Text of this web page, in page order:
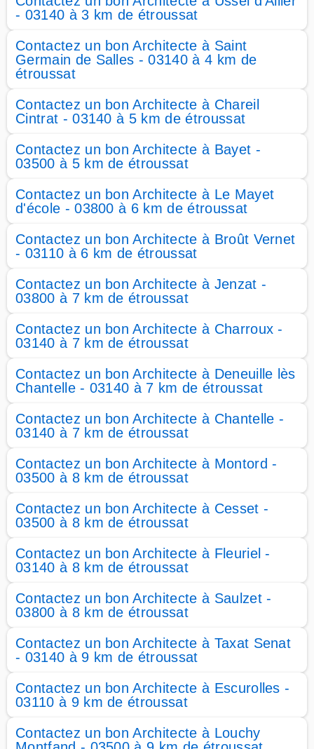
- 03140 à 3 km de étroussat
Contactez un bon Architecte à Saint
Germain de Salles - 03140 à 4 km de
étroussat
Contactez un bon Architecte à Chareil
Cintrat - 03140 à 5 km de étroussat
Contactez un bon Architecte à Bayet -
03500 à 5 km de étroussat
Contactez un bon Architecte à Le Mayet
d'école - 03800 à 6 km de étroussat
Contactez un bon Architecte à Broût Vernet
- 03110 à 6 km de étroussat
Contactez un bon Architecte à Jenzat -
03800 à 7 km de étroussat
Contactez un bon Architecte à Charroux -
03140 à 7 km de étroussat
Contactez un bon Architecte à Deneuille lès
Chantelle - 03140 à 7 km de étroussat
Contactez un bon Architecte à Chantelle -
03140 à 7 km de étroussat
Contactez un bon Architecte à Montord -
03500 à 8 km de étroussat
Contactez un bon Architecte à Cesset -
03500 à 8 km de étroussat
Contactez un bon Architecte à Fleuriel -
03140 à 8 km de étroussat
Contactez un bon Architecte à Saulzet -
03800 à 8 km de étroussat
Contactez un bon Architecte à Taxat Senat
- 03140 à 9 km de étroussat
Contactez un bon Architecte à Escurolles -
03110 à 9 km de étroussat
Contactez un bon Architecte à Louchy